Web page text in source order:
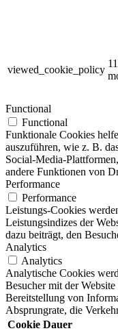
viewed_cookie_policy
11
Functional
Functional
Funktionale Cookies
auszuführen, wie z. B.
Social-Media-
andere Funktionen von
Performance
Performance
Leistungs-Cookies
Leistungsindizes der
dazu beiträgt, den
Analytics
Analytics
Analytische Cookies
Besucher mit der
Bereitstellung von
Absprungrate, die
Cookie Dauer